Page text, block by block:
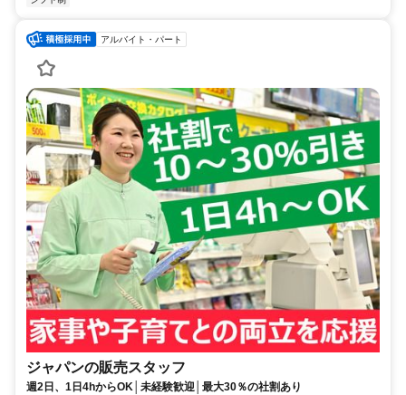
アルバイト・パート
ジャパンの販売スタッフ
週2日、1日4hからOK│未経験歓迎│最大30％の社割あり